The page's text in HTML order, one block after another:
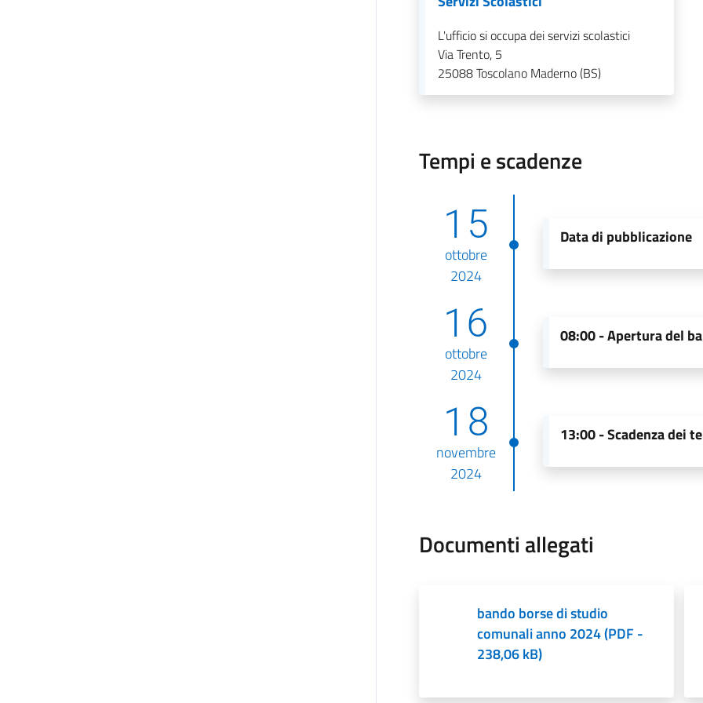
L'ufficio si occupa dei servizi scolastici
Via Trento, 5
25088Toscolano Maderno (BS)
Tempi e scadenze
15
ottobre
2024
Data di pubblicazione
16
ottobre
2024
08:00 -Apertura del
18
novembre
2024
13:00 -Scadenza dei
Documenti allegati
bando borse di studio
comunali anno 2024(PDF -
238,06 kB)